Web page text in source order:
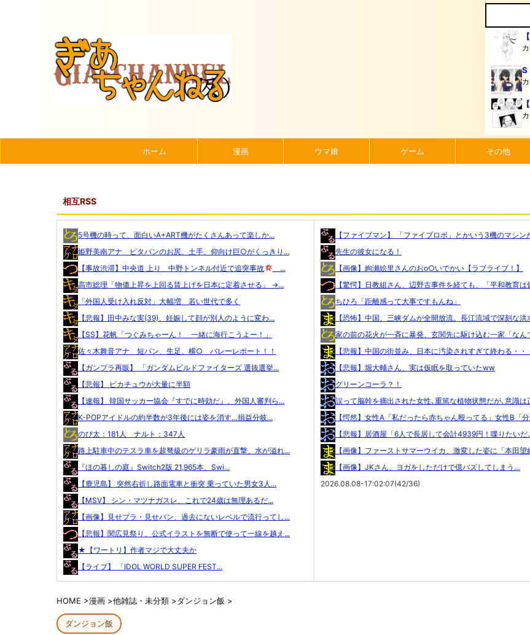
S
ホーム 漫画 ウマ娘 ゲーム その他
相互RSS
5号機の時って、面白いA+ART機がたくさんあって楽しか...
姫野美南アナ ピタパンのお尻、土手、仰向け巨○がくっきり...
【事故渋滞】中央道 上り 中野トンネル付近で追突事故
...
高市総理「物価上昇を上回る賃上げを日本に定着させる」 →...
「外国人受け入れ反対」大幅増 若い世代で多く
【悲報】田中みな実(39)、妊娠して顔が別人のように変わ...
【SS】花帆「つぐみちゃーん！ 一緒に海行こうよー！」
佐々木舞音アナ 短パン、生足、横○ バレーレポート！！
【ガンプラ再販】 「ガンダムビルドファイターズ 選抜選挙...
【悲報】 ピカチュウが大量に半額
【速報】 韓国サッカー協会『すでに時効だ』、外国人審判ら...
K-POPアイドルの約半数が3年後には姿を消す…損益分岐...
のび太：181人 ナルト：347人
路上駐車中のテスラ車を超弩級のゲリラ豪雨が直撃、水が溢れ...
『ほの暮しの庭』Switch2版 21,965本、Swi...
【鹿児島】 突然右折し路面電車と衝突 乗っていた男女3人...
【MSV】 シン・マツナガスレ、これで24歳は無理あるだ...
【画像】見せブラ・見せパン、過去にないレベルで流行ってし...
【悲報】関広見祭り、公式イラストを無断で使って一線を越え...
★【ワートリ】作者マジで大丈夫か
【ライブ】 「IDOL WORLD SUPER FEST...
【ファイブマン】 「ファイブロボ」とかいう3機のマシン
先生の彼女になる！
【画像】絢瀬絵里さんのおo○いでかい【ラブライブ！】
【驚愕】日教組さん、辺野古事件を経ても、「平和教育は
ちひろ「距離感って大事ですもんね」
【恐怖】中国、三峡ダムが全開放流。長江流域で深刻な洪
家の前の花火が一斉に暴発、玄関先に駆け込む一家「なん
【悲報】中国の街並み、日本に汚染されすぎて終わる・・
【悲報】堀大輔さん、実は仮眠を取っていたww
グリーンコーラ？！
誤って脳幹を摘出された女性､重篤な植物状態だが､意識は
【愕然】女性A「私だったら赤ちゃん殴ってる」女性B「
【悲報】居酒屋「6人で長居して会計4939円！喋りたいだ
【画像】ファーストサマーウイカ、激変した姿に「本田望
【画像】JKさん、ヨガをしただけで億バズしてしまう…
2026.08.08-17:02:07(42/36)
HOME >漫画 >他雑誌・未分類 >ダンジョン飯 >
ダンジョン飯